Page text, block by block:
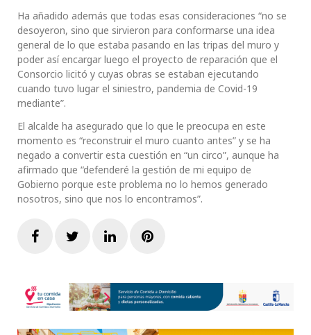
Ha añadido además que todas esas consideraciones “no se
desoyeron, sino que sirvieron para conformarse una idea
general de lo que estaba pasando en las tripas del muro y
poder así encargar luego el proyecto de reparación que el
Consorcio licitó y cuyas obras se estaban ejecutando
cuando tuvo lugar el siniestro, pandemia de Covid-19
mediante”.
El alcalde ha asegurado que lo que le preocupa en este
momento es “reconstruir el muro cuanto antes” y se ha
negado a convertir esta cuestión en “un circo”, aunque ha
afirmado que “defenderé la gestión de mi equipo de
Gobierno porque este problema no lo hemos generado
nosotros, sino que nos lo encontramos”.
FacebookTwitterLinkedInPinterest